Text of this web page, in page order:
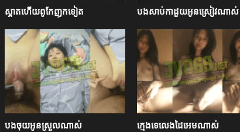
ស្អាតហើយពូកែញុកទៀត បងសាប់កាដួយអូនស្រៀវណាស់
បងចុយអូនស្រួលណាស់ ក្មេងទេលេងដៃអេមណាស់